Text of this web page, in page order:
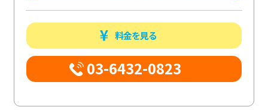
料金を見る
03-6432-0823